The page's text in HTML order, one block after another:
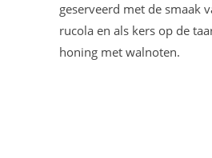
geserveerd met de smaak
rucola en als kers op de
honing met walnoten.